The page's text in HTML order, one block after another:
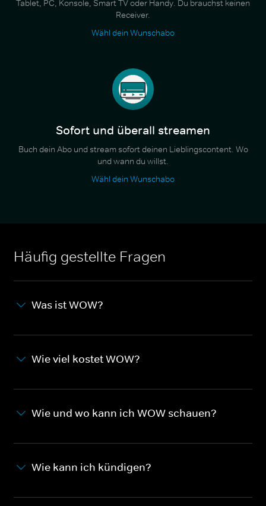
Tablet, PC, Konsole, Smart TV oder Handy. Du brauchst keinen
Receiver.
Wähl dein Wunschabo
Sofort und überall streamen
Buch dein Abo und stream sofort deinen Lieblingscontent. Wo
und wann du willst.
Wähl dein Wunschabo
Häufig gestellte Fragen
Was ist WOW?
Wie viel kostet WOW?
Wie und wo kann ich WOW schauen?
Wie kann ich kündigen?